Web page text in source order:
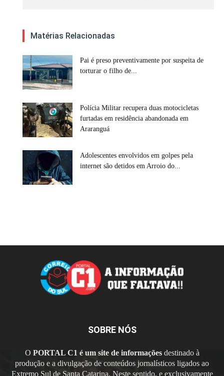
Matérias Relacionadas
Pai é preso preventivamente por suspeita de
torturar o filho de...
Polícia Militar recupera duas motocicletas
furtadas em residência abandonada em
Araranguá
Adolescentes envolvidos em golpes pela
internet são detidos em Arroio do...
SOBRE NÓS
O PORTAL C1 é um site de informaçõesdestinado à
produção e a divulgação de conteúdos jornalísticos ligados ao
Extremo Sul de Santa Catarina. Neste sentido, e exclusivamente